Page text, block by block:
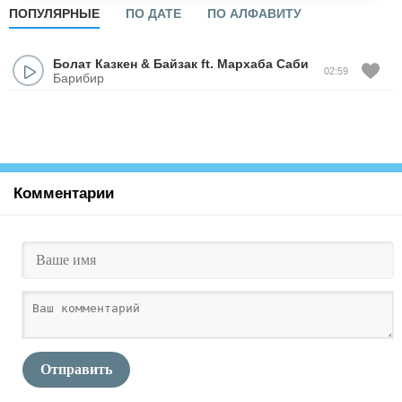
ПОПУЛЯРНЫЕ ПО ДАТЕ ПО АЛФАВИТУ
Болат Казкен & Байзак ft. Мархаба Саби
Барибир
02:59
Комментарии
Отправить